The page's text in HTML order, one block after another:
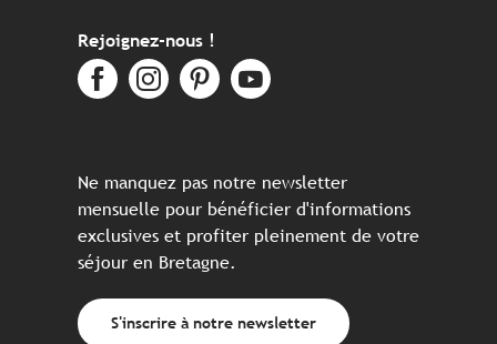
Rejoignez-nous !
Ne manquez pas notre newsletter
mensuelle pour bénéficier d'informations
exclusives et profiter pleinement de votre
séjour en Bretagne.
S'inscrire à notre newsletter